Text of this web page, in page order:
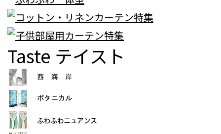
Taste テイスト